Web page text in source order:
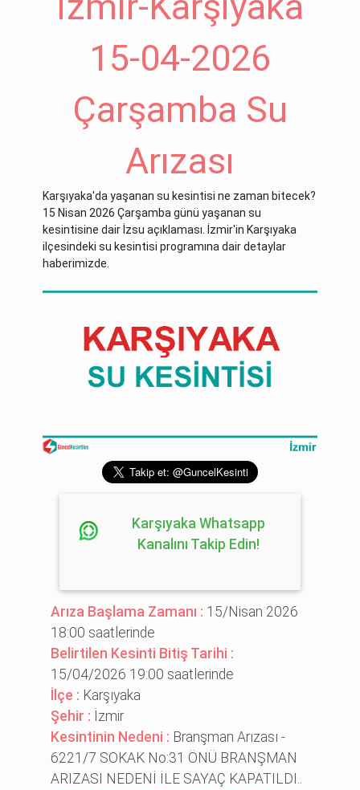
15-04-2026
Çarşamba Su
Arızası
Karşıyaka'da yaşanan su kesintisi ne zaman bitecek?
15 Nisan 2026 Çarşamba günü yaşanan su
kesintisine dair İzsu açıklaması. İzmir'in Karşıyaka
ilçesindeki su kesintisi programına dair detaylar
haberimizde.
Karşıyaka Whatsapp
Kanalını Takip Edin!
Arıza Başlama Zamanı : 15/Nisan 2026
18:00 saatlerinde
Belirtilen Kesinti Bitiş Tarihi :
15/04/2026 19:00 saatlerinde
İlçe : Karşıyaka
Şehir : İzmir
Kesintinin Nedeni : Branşman Arızası -
6221/7 SOKAK No:31 ÖNÜ BRANŞMAN
ARIZASI NEDENİ İLE SAYAÇ KAPATILDI..